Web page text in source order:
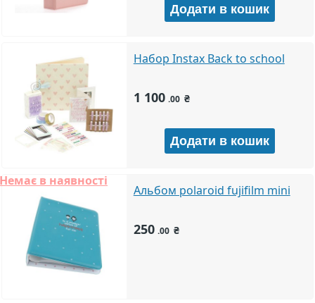
Набор Instax Back to school
1 100 .00 ₴
Немає в наявності
Альбом polaroid fujifilm mini
250 .00 ₴